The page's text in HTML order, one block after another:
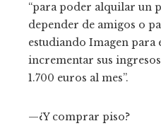
“para poder alquilar un
depender de amigos o
estudiando Imagen para
incrementar sus
1.700 euros al mes”.
—¿Y comprar piso?